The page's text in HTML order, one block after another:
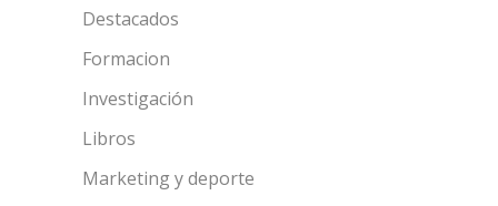
Destacados
Formacion
Investigación
Libros
Marketing y deporte